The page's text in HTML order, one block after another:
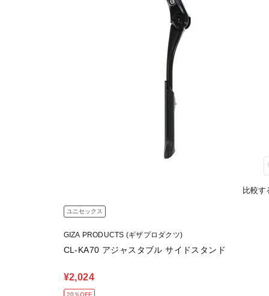
比較す
ユニセックス
GIZA PRODUCTS (ギザプロダクツ)
CL-KA70 アジャスタブル サイドスタンド
¥2,024
20％OFF